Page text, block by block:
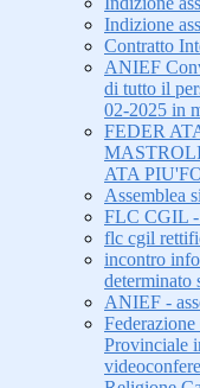
Indizione
Contratto
ANIEF
di tutto il
02-2025 in
FEDER
ATA
Assemblea
FLC CGIL -
flc cgil
incontro
determinato
ANIEF -
Provinciale